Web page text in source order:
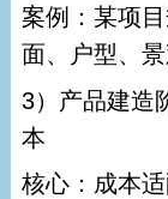
案例：某项
面、户型、景
3）产品建造
本
核心：成本